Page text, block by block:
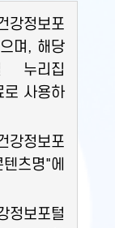
강정보포
며, 해당
누리집
사용하
강정보포
츠명"에
보포털